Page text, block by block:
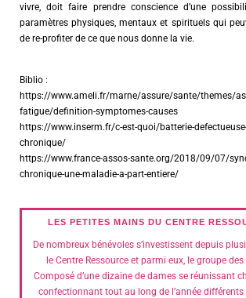
vivre, doit faire prendre conscience d’une
paramètres physiques, mentaux et spirituels qui
de re-profiter de ce que nous donne la vie.
Biblio :
https://www.ameli.fr/marne/assure/sante/themes/
fatigue/definition-symptomes-causes
https://www.inserm.fr/c-est-quoi/batterie-
chronique/
https://www.france-assos-sante.org/2018/09/07/
chronique-une-maladie-a-part-entiere/
LES PETITES MAINS DU CENTRE
De nombreux bénévoles s’investissent depuis
le Centre Ressource et parmi eux, le groupe
Composé d’une dizaine de dames se réunissant
confectionnant tout au long de l’année différents